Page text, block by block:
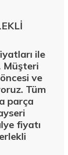
ile
Müşteri
ve
Tüm
parça
fiyatı